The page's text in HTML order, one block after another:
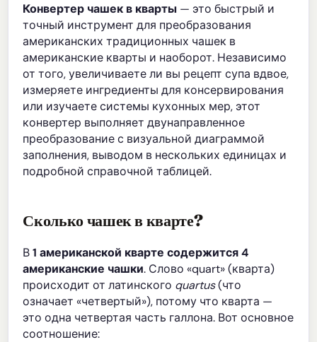
Конвертер чашек в кварты — это быстрый и
точный инструмент для преобразования
американских традиционных чашек в
американские кварты и наоборот. Независимо
от того, увеличиваете ли вы рецепт супа вдвое,
измеряете ингредиенты для консервирования
или изучаете системы кухонных мер, этот
конвертер выполняет двунаправленное
преобразование с визуальной диаграммой
заполнения, выводом в нескольких единицах и
подробной справочной таблицей.
Сколько чашек в кварте?
В1 американской кварте содержится 4
американские чашки. Слово «quart» (кварта)
происходит от латинского quartus(что
означает «четвертый»), потому что кварта —
это одна четвертая часть галлона. Вот основное
соотношение: